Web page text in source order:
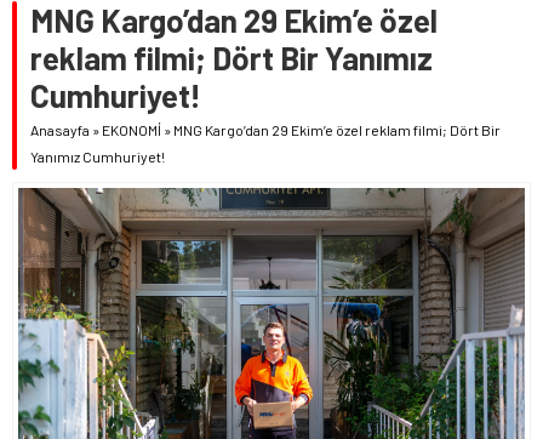
MNG Kargo’dan 29 Ekim’e özel
reklam filmi; Dört Bir Yanımız
Cumhuriyet!
Anasayfa » EKONOMİ » MNG Kargo’dan 29 Ekim’e özel reklam filmi; Dört Bir
Yanımız Cumhuriyet!